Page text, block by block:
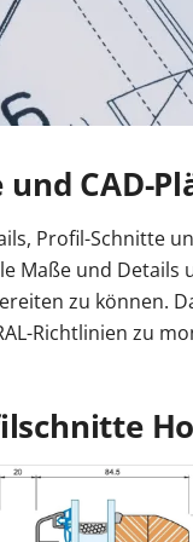
Kömmerling
Farben
Farben
Haustür mit
Zaun
Preise
Carport Kosten
Carport aufbauen
CAD-
Profil-Schnitte
Maße und
zu können.
Richtlinien zu